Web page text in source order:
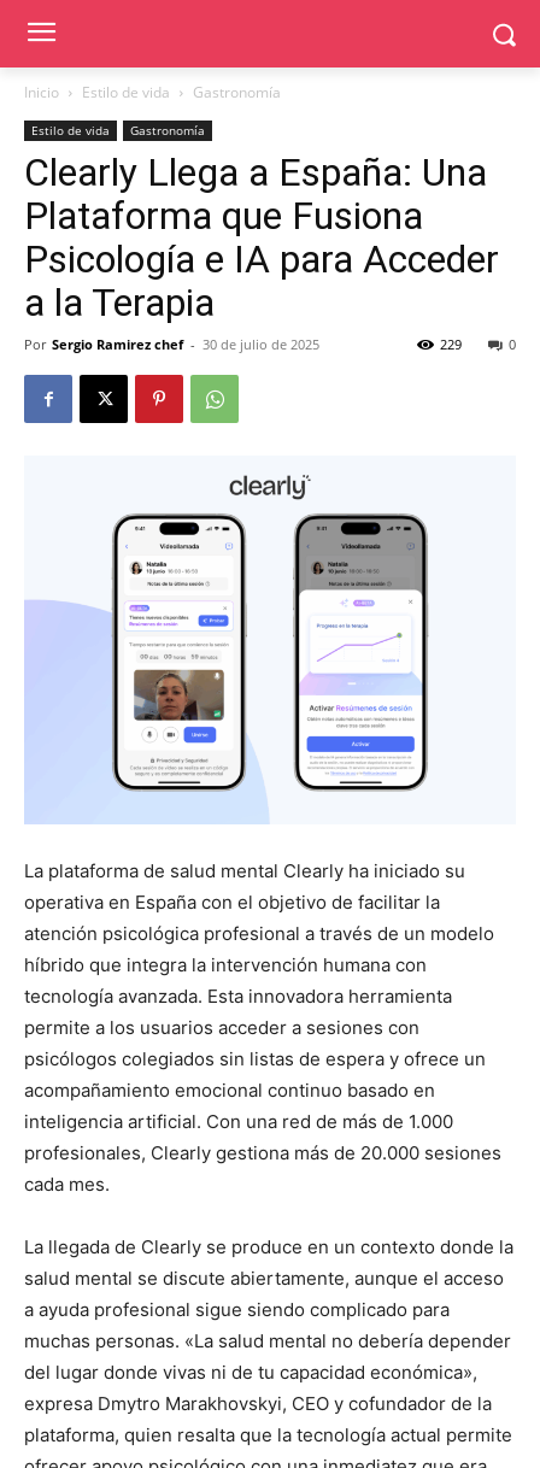
Inicio Estilo de vida Gastronomía
Estilo de vida Gastronomía
Clearly Llega a España: Una
Plataforma que Fusiona
Psicología e IA para Acceder
a la Terapia
Por Sergio Ramirez chef - 30 de julio de 2025 0
229
La plataforma de salud mental Clearly ha iniciado su
operativa en España con el objetivo de facilitar la
atención psicológica profesional a través de un modelo
híbrido que integra la intervención humana con
tecnología avanzada. Esta innovadora herramienta
permite a los usuarios acceder a sesiones con
psicólogos colegiados sin listas de espera y ofrece un
acompañamiento emocional continuo basado en
inteligencia artificial. Con una red de más de 1.000
profesionales, Clearly gestiona más de 20.000 sesiones
cada mes.
La llegada de Clearly se produce en un contexto donde la
salud mental se discute abiertamente, aunque el acceso
a ayuda profesional sigue siendo complicado para
muchas personas. «La salud mental no debería depender
del lugar donde vivas ni de tu capacidad económica»,
expresa Dmytro Marakhovskyi, CEO y cofundador de la
plataforma, quien resalta que la tecnología actual permite